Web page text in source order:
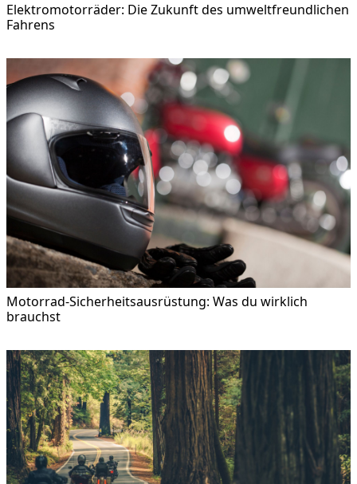
Elektromotorräder: Die Zukunft des umweltfreundlichen
Fahrens
Motorrad-Sicherheitsausrüstung: Was du wirklich
brauchst